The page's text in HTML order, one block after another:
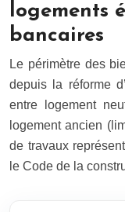
logements
bancaires
Le périmètre des
depuis la réforme
entre logement
logement ancien
de travaux
le Code de la